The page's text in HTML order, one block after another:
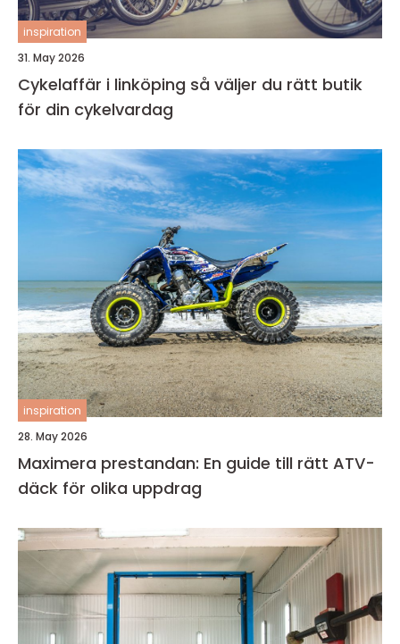
inspiration
31. May 2026
Cykelaffär i linköping så väljer du rätt butik
för din cykelvardag
inspiration
28. May 2026
Maximera prestandan: En guide till rätt ATV-
däck för olika uppdrag